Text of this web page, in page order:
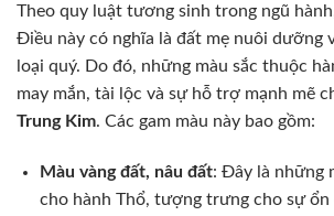
Theo quy luật tương sinh trong ngũ
Điều này có nghĩa là đất mẹ nuôi dưỡng
loại quý. Do đó, những màu sắc thuộc
may mắn, tài lộc và sự hỗ trợ mạnh mẽ
Trung Kim. Các gam màu này bao gồm:
Màu vàng đất, nâu đất: Đây là những
cho hành Thổ, tượng trưng cho sự ổn